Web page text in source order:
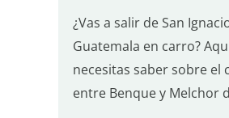
¿Vas a salir de San
Guatemala en carro?
necesitas saber sobre el
entre Benque y Melchor